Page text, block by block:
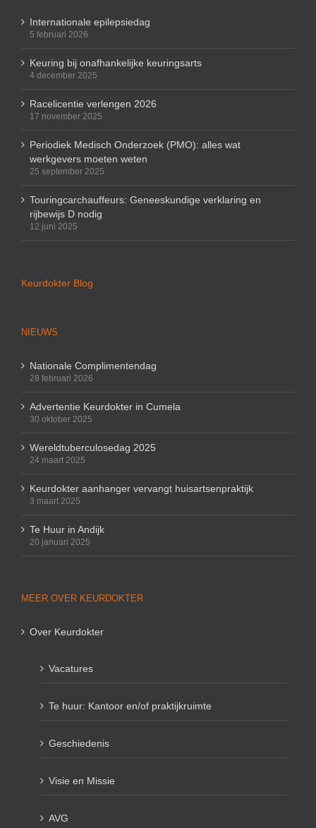
Internationale epilepsiedag
5 februari 2026
Keuring bij onafhankelijke keuringsarts
4 december 2025
Racelicentie verlengen 2026
17 november 2025
Periodiek Medisch Onderzoek (PMO): alles wat
werkgevers moeten weten
25 september 2025
Touringcarchauffeurs: Geneeskundige verklaring en
rijbewijs D nodig
12 juni 2025
Keurdokter Blog
NIEUWS
Nationale Complimentendag
28 februari 2026
Advertentie Keurdokter in Cumela
30 oktober 2025
Wereldtuberculosedag 2025
24 maart 2025
Keurdokter aanhanger vervangt huisartsenpraktijk
3 maart 2025
Te Huur in Andijk
20 januari 2025
MEER OVER KEURDOKTER
Over Keurdokter
Vacatures
Te huur: Kantoor en/of praktijkruimte
Geschiedenis
Visie en Missie
AVG